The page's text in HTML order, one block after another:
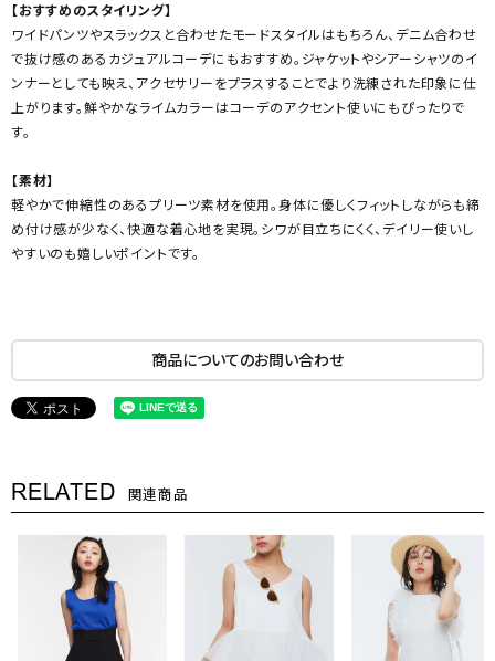
【おすすめのスタイリング】
ワイドパンツやスラックスと合わせたモードスタイルはもちろん、デニム合わせ
で抜け感のあるカジュアルコーデにもおすすめ。ジャケットやシアーシャツのイ
ンナーとしても映え、アクセサリーをプラスすることでより洗練された印象に仕
上がります。鮮やかなライムカラーはコーデのアクセント使いにもぴったりで
す。
【素材】
軽やかで伸縮性のあるプリーツ素材を使用。身体に優しくフィットしながらも締
め付け感が少なく、快適な着心地を実現。シワが目立ちにくく、デイリー使いし
やすいのも嬉しいポイントです。
商品についてのお問い合わせ
RELATED 関連商品